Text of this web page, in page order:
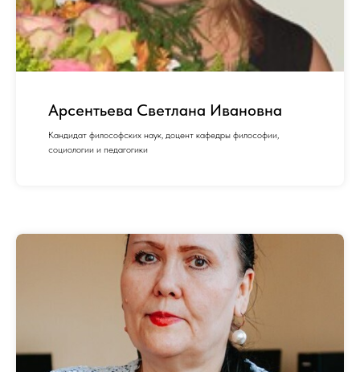
Арсентьева Светлана Ивановна
Кандидат философских наук, доцент кафедры философии,
социологии и педагогики